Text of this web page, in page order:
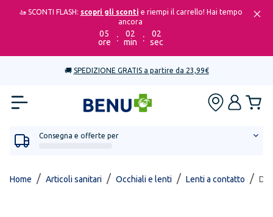
🚤 SCONTI FLASH: scopri gli sconti e riempi il carrello! Hai tempo
ancora
05
ore
:
02
min
:
02
sec
🚚 SPEDIZIONE GRATIS a partire da 23,99€
Consegna e offerte per
Home / Articoli sanitari / Occhiali e lenti / Lenti a contatto /